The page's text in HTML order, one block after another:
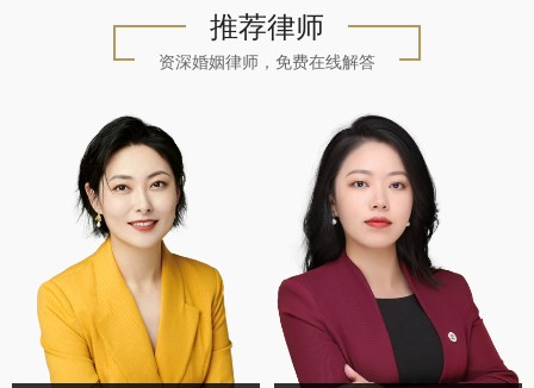
推荐律师
资深婚姻律师，免费在线解答